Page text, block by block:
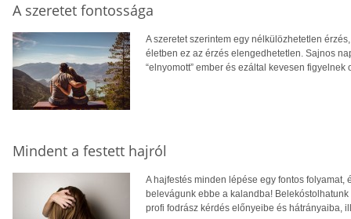
A szeretet fontossága
A szeretet szerintem egy nélkülözhetetlen
életben ez az érzés elengedhetetlen. Sajnos
“elnyomott” ember és ezáltal kevesen
Mindent a festett hajról
A hajfestés minden lépése egy fontos
belevágunk ebbe a kalandba!
profi fodrász kérdés előnyeibe és hátrányaiba,